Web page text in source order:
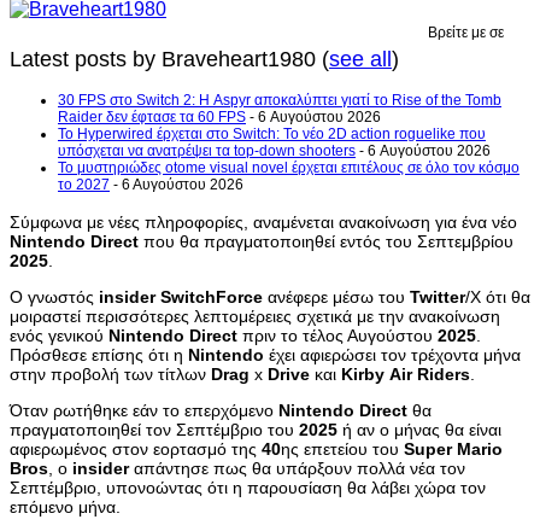
Βρείτε με σε
Latest posts by Braveheart1980 (see all)
30 FPS στο Switch 2: Η Aspyr αποκαλύπτει γιατί το Rise of the Tomb
Raider δεν έφτασε τα 60 FPS - 6 Αυγούστου 2026
Το Hyperwired έρχεται στο Switch: Το νέο 2D action roguelike που
υπόσχεται να ανατρέψει τα top-down shooters - 6 Αυγούστου 2026
Το μυστηριώδες otome visual novel έρχεται επιτέλους σε όλο τον κόσμο
το 2027 - 6 Αυγούστου 2026
Σύμφωνα με νέες πληροφορίες, αναμένεται ανακοίνωση για ένα νέο
Nintendo Direct που θα πραγματοποιηθεί εντός του Σεπτεμβρίου
2025
Ο γνωστός insider SwitchForce ανέφερε μέσω του Twitter/X ότι θα
μοιραστεί περισσότερες λεπτομέρειες σχετικά με την ανακοίνωση
ενός γενικού Nintendo Direct πριν το τέλος Αυγούστου 2025
Πρόσθεσε επίσης ότι η Nintendo έχει αφιερώσει τον τρέχοντα μήνα
στην προβολή των τίτλων Drag x Drive και Kirby Air Riders
Όταν ρωτήθηκε εάν το επερχόμενο Nintendo Direct θα
πραγματοποιηθεί τον Σεπτέμβριο του 2025 ή αν ο μήνας θα είναι
αφιερωμένος στον εορτασμό της 40ης επετείου του Super Mario
Bros , ο insiderαπάντησε πως θα υπάρξουν πολλά νέα τον
Σεπτέμβριο, υπονοώντας ότι η παρουσίαση θα λάβει χώρα τον
επόμενο μήνα.